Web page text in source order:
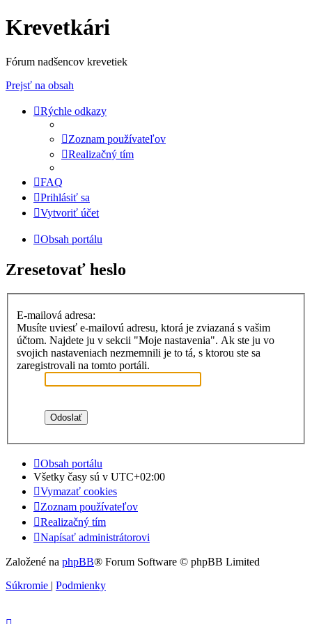
Krevetkári
Fórum nadšencov krevetiek
Prejsť na obsah
Rýchle odkazy
Zoznam používateľov
Realizačný tím
FAQ
Prihlásiť sa
Vytvoriť účet
Obsah portálu
Zresetovať heslo
E-mailová adresa:
Musíte uviesť e-mailovú adresu, ktorá je zviazaná s vašim
účtom. Najdete ju v sekcii "Moje nastavenia". Ak ste ju vo
svojich nastaveniach nezmemnili je to tá, s ktorou ste sa
zaregistrovali na tomto portáli.
Obsah portálu
Všetky časy sú v UTC+02:00
Vymazať cookies
Zoznam používateľov
Realizačný tím
Napísať administrátorovi
Založené na phpBB® Forum Software © phpBB Limited
Súkromie | Podmienky